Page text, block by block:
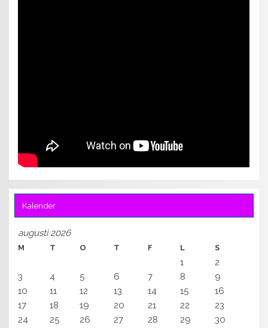
Kalender
augusti 2026
M T O T F L S
1
2
3
4 5 6 7 8
9
10
11 12 13 14 15
16
17
18 19 20 21 22
23
24
25 26 27 28 29
30